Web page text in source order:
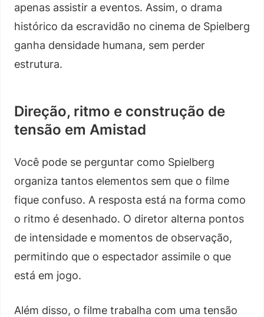
apenas assistir a eventos. Assim, o drama
histórico da escravidão no cinema de Spielberg
ganha densidade humana, sem perder
estrutura.
Direção, ritmo e construção de
tensão em Amistad
Você pode se perguntar como Spielberg
organiza tantos elementos sem que o filme
fique confuso. A resposta está na forma como
o ritmo é desenhado. O diretor alterna pontos
de intensidade e momentos de observação,
permitindo que o espectador assimile o que
está em jogo.
Além disso, o filme trabalha com uma tensão